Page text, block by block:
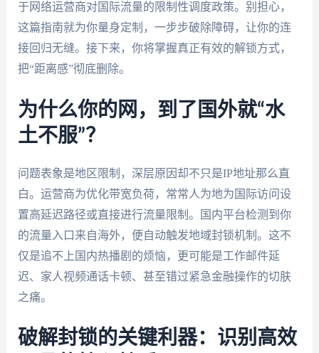
于网络运营商对国际流量的限制性调度政策。别担心，
这篇指南就为你量身定制，一步步破除障碍，让你的连
接回归无缝。接下来，你将掌握真正有效的解锁方式，
把“距离感”彻底删除。
为什么你的网，到了国外就“水
土不服”？
问题表象是地区限制，深层原因却不只是IP地址那么直
白。运营商为优化带宽负荷，常常人为地为国际访问设
置高延迟路径或直接进行流量限制。国内平台检测到你
的流量入口来自海外，便自动触发地域封锁机制。这不
仅是追不上国内热播剧的烦恼，更可能是工作邮件延
迟、家人视频通话卡顿、甚至错过紧急金融操作的切肤
之痛。
破解封锁的关键利器：识别高效